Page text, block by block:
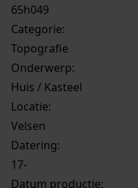
65h049
Categorie:
Topografie
Onderwerp:
Huis / Kasteel
Locatie:
Velsen
Datering:
17-
Datum productie: